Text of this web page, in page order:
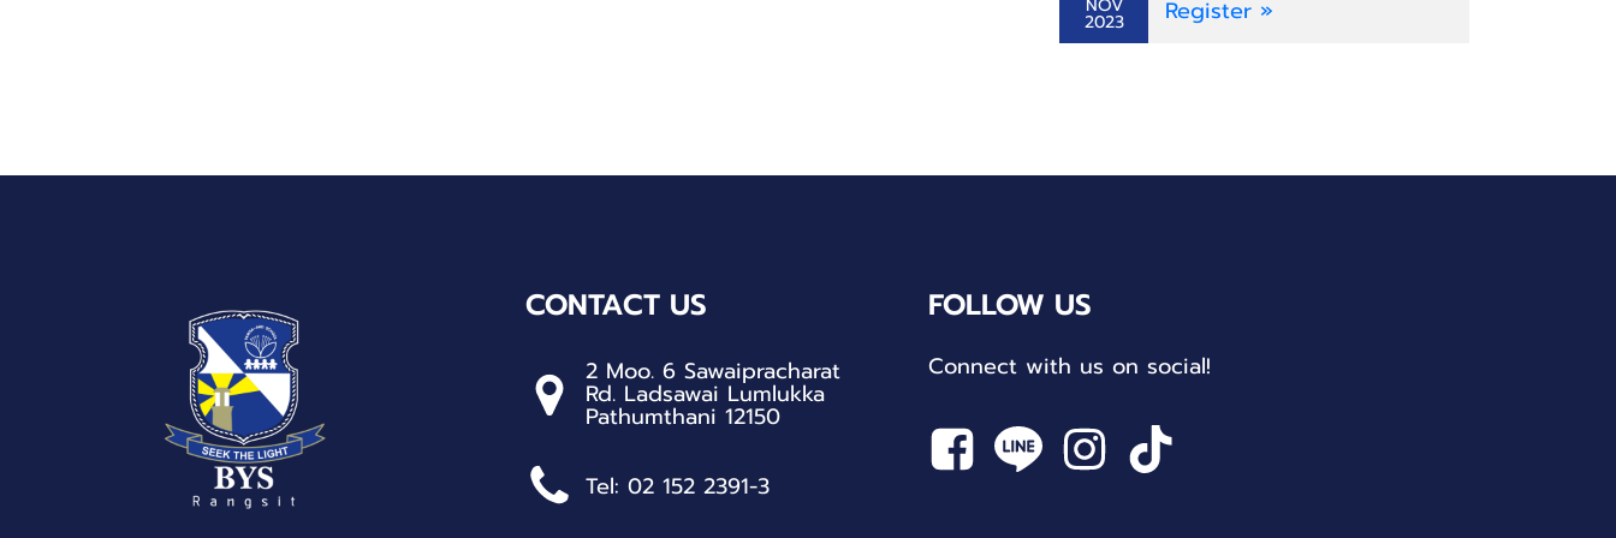
NOV
2023 Register »
CONTACT US
2 Moo. 6 Sawaipracharat
Rd. Ladsawai Lumlukka
Pathumthani 12150
Tel: 02 152 2391-3
FOLLOW US
Connect with us on social!